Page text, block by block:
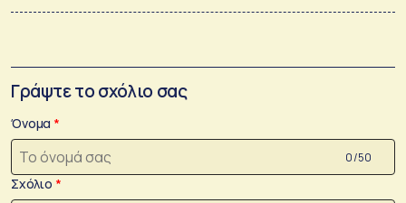
Γράψτε το σχόλιο σας
Όνομα
0 /50
Σχόλιο